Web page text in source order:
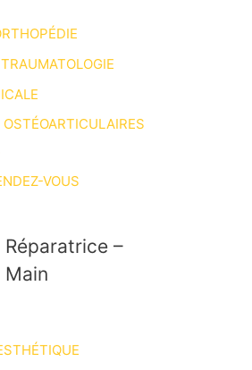
VOUS
–
Main